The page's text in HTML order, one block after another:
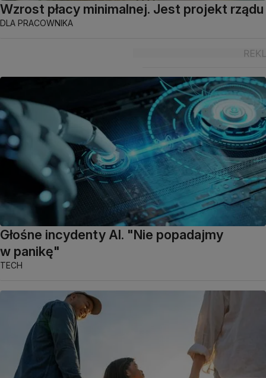
Wzrost płacy minimalnej. Jest projekt rządu
DLA PRACOWNIKA
Głośne incydenty AI. "Nie popadajmy
w panikę"
TECH